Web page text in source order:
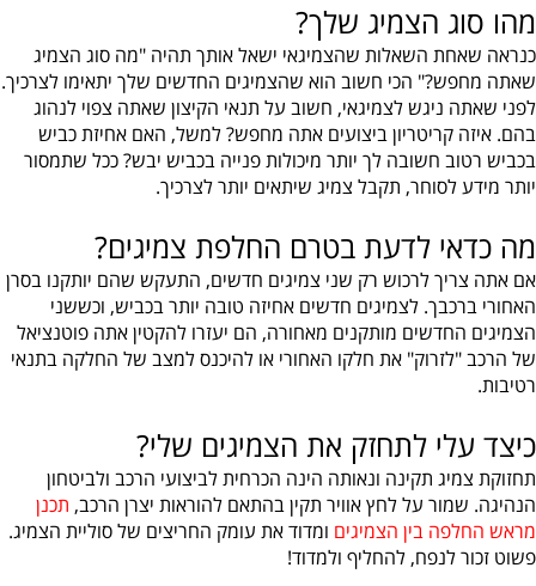
מהו סוג הצמיג שלך?
כנראה שאחת השאלות שהצמיגאי ישאל אותך תהיה "מה סוג הצמיג
שאתה מחפש?" הכי חשוב הוא שהצמיגים החדשים שלך יתאימו לצרכיך.
לפני שאתה ניגש לצמיגאי, חשוב על תנאי הקיצון שאתה צפוי לנהוג
בהם. איזה קריטריון ביצועים אתה מחפש? למשל, האם אחיזת כביש
בכביש רטוב חשובה לך יותר מיכולות פנייה בכביש יבש? ככל שתמסור
יותר מידע לסוחר, תקבל צמיג שיתאים יותר לצרכיך.
מה כדאי לדעת בטרם החלפת צמיגים?
אם אתה צריך לרכוש רק שני צמיגים חדשים, התעקש שהם יותקנו בסרן
האחורי ברכבך. לצמיגים חדשים אחיזה טובה יותר בכביש, וכששני
הצמיגים החדשים מותקנים מאחורה, הם יעזרו להקטין אתה פוטנציאל
של הרכב "לזרוק" את חלקו האחורי או להיכנס למצב של החלקה בתנאי
רטיבות.
כיצד עלי לתחזק את הצמיגים שלי?
תחזוקת צמיג תקינה ונאותה הינה הכרחית לביצועי הרכב ולביטחון
הנהיגה. שמור על לחץ אוויר תקין בהתאם להוראות יצרן הרכב, תכנן
מראש החלפה בין הצמיגים ומדוד את עומק החריצים של סוליית הצמיג.
פשוט זכור לנפח, להחליף ולמדוד!